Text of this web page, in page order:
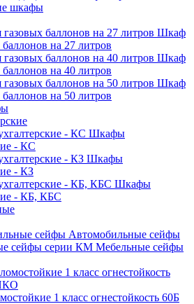
шкафы
Шкаф
баллонов на 27 литров
Шкаф
баллонов на 40 литров
Шкаф
баллонов на 50 литров
Шкафы
- КС
Шкафы
- КЗ
Шкафы
- КБ, КБС
Автомобильные сейфы
Мебельные сейфы
1 класс огнестойкость 60Б